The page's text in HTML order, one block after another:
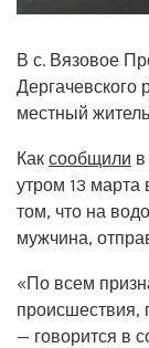
В с. Вязовое
Дергачевского
местный
Как сообщили
утром 13 марта
том, что на
мужчина,
«По всем
происшествия,
— говорится в